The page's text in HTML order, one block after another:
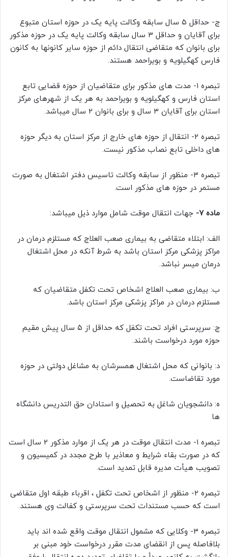
ج- حداقل ۵ سال سابقه وکالت پایه یک در حوزه استان متبوع
برای آقایان و حداقل ۳ سال سابقه وکالت پایه یک در حوزه مذکور
برای بانوان که متقاضی انتقال دائم از حوزه سایر کانونها به کانون
فارس کهگیلویه و بویراحمد هستند.
تبصره ۱- مدت های مذکور برای متقاضیان از حوزه قضایی تابع
استان فارس و کهگیلویه و بویراحمد به هر یک از شهرهای مرکز
استان برای آقایان ۳ سال و برای بانوان ۲ سال میباشد.
تبصره ۲- انتقال از حوزه های خارج از مرکز استان به دیگر حوزه
های داخلی تابع نصاب مذکور نیست.
تبصره ۳- منظور از سابقه وکالت تاسیس دفتر اشتغال به صورت
مستمر در حوزه های مذکور است.
ماده ۷- جهات انتقال موقت شامل موارد ذیل میباشد:
الف: ابتلاء متقاضی به بیماری صعب العلاج که مستلزم درمان در
مراکز پزشکی مرکز استان باشد به شرط آنکه در محل اشتغال
درمان میسر نباشد.
ب: بیماری صعب العلاج اشخاص تحت تکفل متقاضیان که
مستلزم درمان در مراکز پزشکی مرکز استان باشد.
ج: سرپرستی افراد تحت تکفل که حداقل از ۵ سال پیش مقیم
حوزه مورد درخواست باشند.
د: بانوانی که محل اشتغال همسرشان به مشاغل دولتی در حوزه
مورد تقاضاست.
ه: دانشجویان شاغل به تحصیل و استادان حق التدریس دانشگاه
ها
تبصره ۱- مدت انتقال موقت در هر یک از موارد مذکور ۲ سال است
که در صورت بقاء شرایط و معاذیر با طرح مجدد در کمیسیون و
تصویب هیأت مدیره قابل تمدید است.
تبصره ۲- منظور از اشخاص تحت تکفل ، اقرباء طبقه اول متقاضی
است که حسب مستندات تحت سرپرستی و کفالت وی هستند.
تبصره ۳- وکلایی که مشمول انتقال موقت واقع شده اند باید
بلافاصله پس از انقضای مدت مقرر درخواست خود مبنی بر